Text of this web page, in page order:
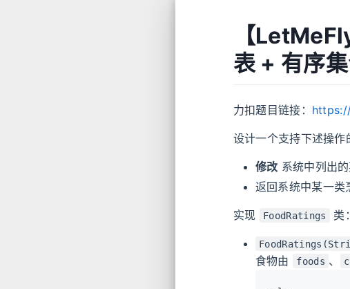
【
表 + 有序
力扣题目链接：
设计一个支持下述操作
修改 系统中列出
返回系统中某一类
实现 FoodRatings 类：
食物由
foods 、